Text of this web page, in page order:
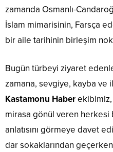
zamanda Osmanlı-
İslam mimarisinin, Farsça
bir aile tarihinin birleşim
Bugün türbeyi ziyaret
zamana, sevgiye, kayba
Kastamonu Haberekibimiz,
mirasa gönül veren herkesi
anlatısını görmeye davet
dar sokaklarından